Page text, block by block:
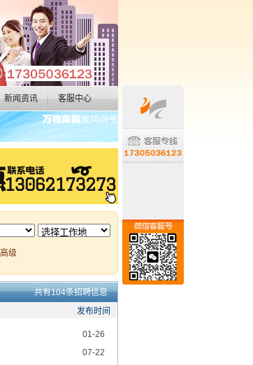
新闻资讯 客服中心
高级
共有104条招聘信息
发布时间
01-26
07-22